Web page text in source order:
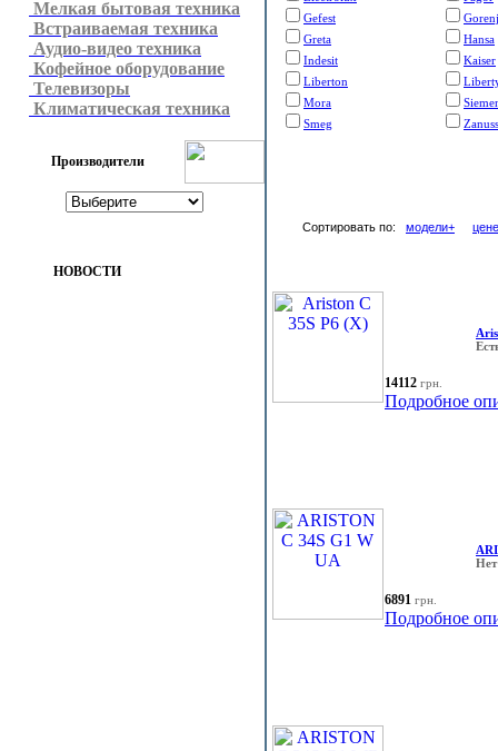
Мелкая бытовая техника
Встраиваемая техника
Аудио-видео техника
Кофейное оборудование
Телевизоры
Климатическая техника
Производители
НОВОСТИ
Gefest
Greta
Hansa
Indesit
Kaiser
Liberton
Mora
Smeg
Сортировать по: модели+ цене
14112 грн.
Подробное
6891 грн.
Подробное